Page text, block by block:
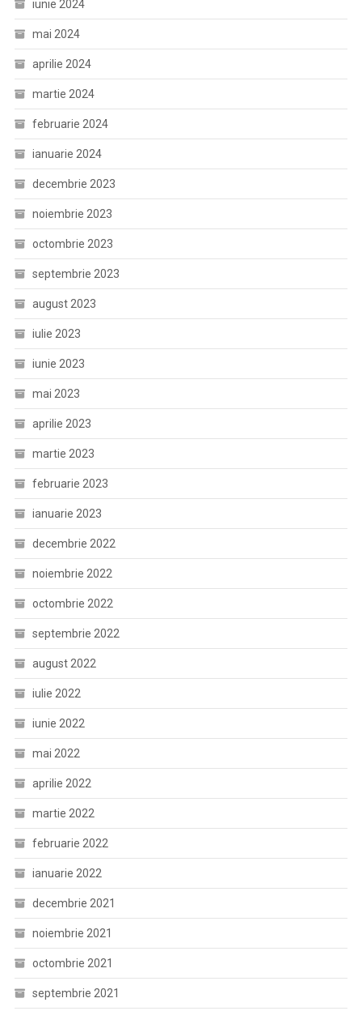
iunie 2024
mai 2024
aprilie 2024
martie 2024
februarie 2024
ianuarie 2024
decembrie 2023
noiembrie 2023
octombrie 2023
septembrie 2023
august 2023
iulie 2023
iunie 2023
mai 2023
aprilie 2023
martie 2023
februarie 2023
ianuarie 2023
decembrie 2022
noiembrie 2022
octombrie 2022
septembrie 2022
august 2022
iulie 2022
iunie 2022
mai 2022
aprilie 2022
martie 2022
februarie 2022
ianuarie 2022
decembrie 2021
noiembrie 2021
octombrie 2021
septembrie 2021